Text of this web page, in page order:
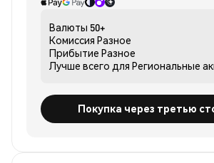
Валюты 50+
Комиссия Разное
Прибытие Разное
Лучше всего для Региональные
Покупка через третью